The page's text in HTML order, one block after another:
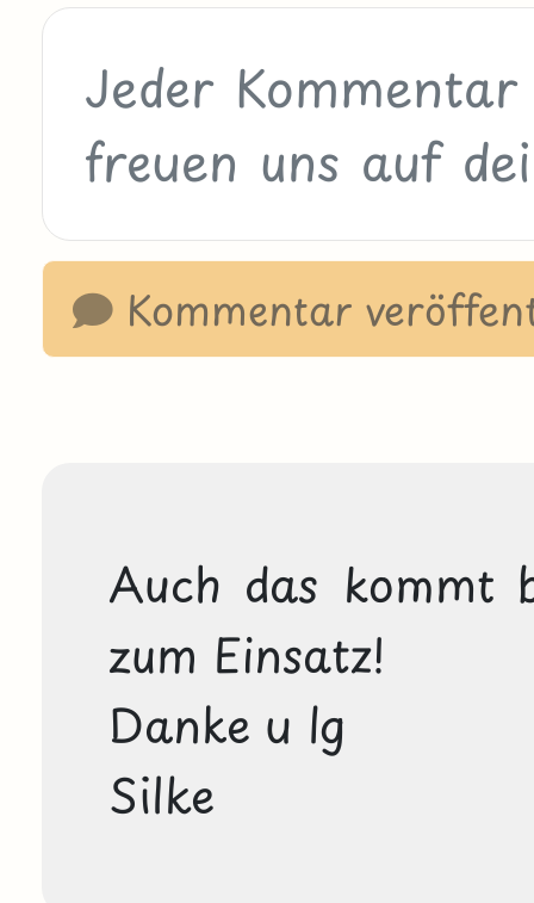
Kommentar
Auch das kommt
zum Einsatz!
Danke u lg
Silke